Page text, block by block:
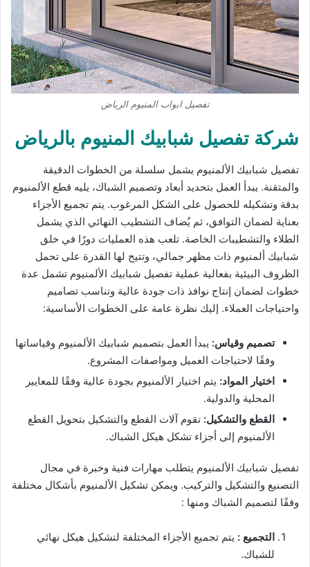
تفصيل ابواب المنيوم الرياض
شركة تفصيل شبابيك المنيوم بالرياض
تفصيل شبابيك الألمنيوم يشمل سلسلة من الخطوات الدقيقة
والمتقنة. يبدأ العمل بتحديد أبعاد وتصميم الشباك، يليه قطع الألمنيوم
بدقة وتشكيله للحصول على الشكل المرغوب. يتم تجميع الأجزاء
بعناية لضمان التوافق، ثم يُضاف التشطيب النهائي الذي يشمل
الطلاء والتشطيبات الخاصة. تلعب هذه العمليات دورًا في خلق
شبابيك ألمنيوم ذات مظهر جمالي، وتتيح لها القدرة على تحمل
الظروف البيئية بفعالية عملية تفصيل شبابيك الألمنيوم تشمل عدة
خطوات لضمان إنتاج نوافذ ذات جودة عالية وتناسب تصاميم
واحتياجات العملاء. إليك نظرة عامة على الخطوات الأساسية:
تصميم وقياس: يبدأ العمل بتصميم شبابيك الألمنيوم وقياساتها
وفقًا لاحتياجات العميل ومواصفات المشروع.
اختيار المواد: يتم اختيار الألمنيوم بجودة عالية وفقًا للمعايير
المحلية والدولية.
القطع والتشكيل: تقوم آلات القطع والتشكيل بتحويل القطع
الألمنيوم إلى أجزاء تشكل هيكل الشباك.
تفصيل شبابيك الألمنيوم يتطلب مهارات فنية وخبرة في مجال
التصنيع والتشكيل والتركيب. ويمكن تشكيل الألمنيوم بأشكال مختلفة
وفقًا لتصميم الشباك ومنها :
التجميع : يتم تجميع الأجزاء المختلفة لتشكيل هيكل نهائي
للشباك.